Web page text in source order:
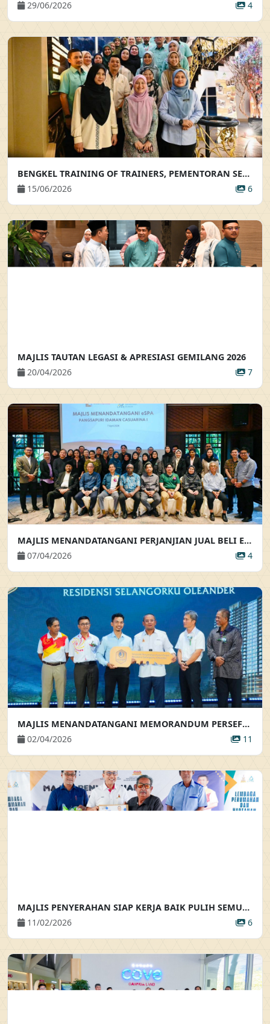
29/06/2026 4
BENGKEL TRAINING OF TRAINERS, PEMENTORAN SERTA BIMBINGAN AKRAB
15/06/2026
6
MAJLIS TAUTAN LEGASI & APRESIASI GEMILANG 2026
20/04/2026
7
MAJLIS MENANDATANGANI PERJANJIAN JUAL BELI ELEKTRONIK BAGI PROJEK PANGSAPURI IDAMAN CASUARINA 1 MAJLIS MENANDATANGANI PERJANJIAN JUAL BELI ELEKTRONIK (EPJB) BAGI PEMBELIAN SECARA EN-BLOC PROJEK PANGSAPURI IDAMAN CASUARINA 1
07/04/2026
4
MAJLIS MENANDATANGANI MEMORANDUM PERSEFAHAMAN & SIMBOLIK PENYERAHAN KUNCI PROJEK SELANGORKU OLEANDER MAJLIS MENANDATANGANI MEMORANDUM PERSEFAHAMAN & SIMBOLIK PENYERAHAN KUNCI PROJEK SELANGORKU OLEANDER
02/04/2026
11
MAJLIS PENYERAHAN SIAP KERJA BAIK PULIH SEMULA PENDAWAIAN ELEKTRIK DAN PENYERAHAN BAKUL MAKANAN
11/02/2026
6